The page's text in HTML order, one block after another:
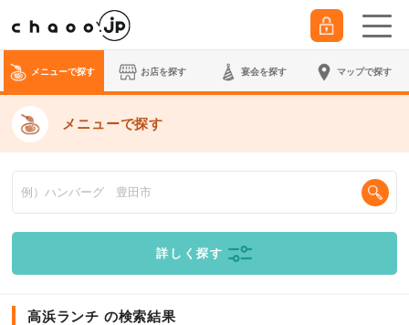
メニューで探す お店を探す 宴会を探す マップで探す
メニューで探す
詳しく探す
高浜ランチ の検索結果